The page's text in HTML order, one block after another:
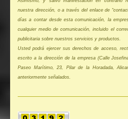
nuestra dirección, o a través del enlace de
días a contar desde esta comunicación, la
cualquier medio de comunicación, incluido el
publicitaria sobre nuestros servicios y productos.
Usted podrá ejercer sus derechos de acceso,
escrito a la dirección de la empresa (Calle
Paseo Marítimo, 23, Pilar de la Horadada,
anteriormente señalados.